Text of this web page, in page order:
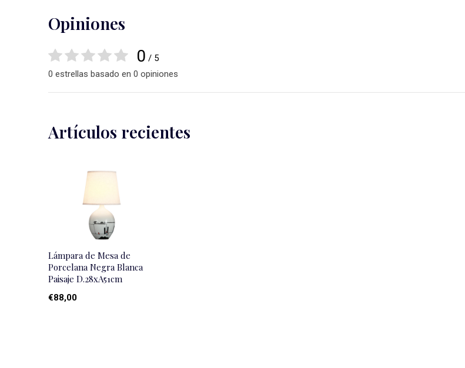
Opiniones
0 / 5
0 estrellas basado en 0 opiniones
Artículos recientes
Lámpara de Mesa de
Porcelana Negra Blanca
Paisaje D.28xA51cm
€88,00